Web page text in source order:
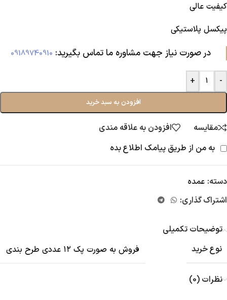
کیفیت عالی
پیکسل پلاستیکی
در صورت نیاز جهت مشاوره ما تماس بگیرید:‌ 09189740910
-
+
افزودن به سبد خرید
مقایسه
افزودن به علاقه مندی
به من از طریق پیامک اطلاع بده
دسته: عمده
اشتراک گذاری:
توضیحات تکمیلی
نوع خرید
فروش به صورت پک ۱۲ عددی طرح بندی
نظرات (0)